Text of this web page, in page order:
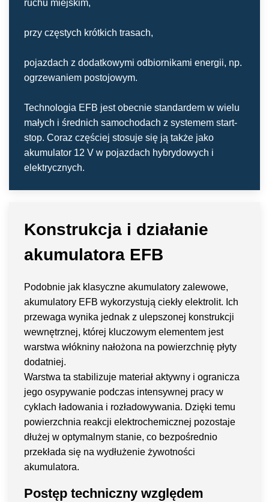
ruchu miejskim,
przy częstych krótkich trasach,
pojazdach z dodatkowymi odbiornikami energii, np.
ogrzewaniem postojowym.
Technologia EFB jest obecnie standardem w wielu
małych i średnich samochodach z systemem start-
stop. Coraz częściej stosuje się ją także jako
akumulator 12 V w pojazdach hybrydowych i
elektrycznych.
Konstrukcja i działanie
akumulatora EFB
Podobnie jak klasyczne akumulatory zalewowe,
akumulatory EFB wykorzystują ciekły elektrolit. Ich
przewaga wynika jednak z ulepszonej konstrukcji
wewnętrznej, której kluczowym elementem jest
warstwa włókniny nałożona na powierzchnię płyty
dodatniej.
Warstwa ta stabilizuje materiał aktywny i ogranicza
jego osypywanie podczas intensywnej pracy w
cyklach ładowania i rozładowywania. Dzięki temu
powierzchnia reakcji elektrochemicznej pozostaje
dłużej w optymalnym stanie, co bezpośrednio
przekłada się na wydłużenie żywotności
akumulatora.
Postęp techniczny względem